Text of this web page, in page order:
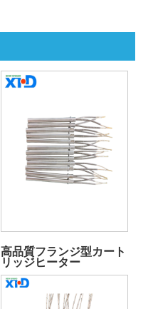
高品質フランジ型カート
リッジヒーター